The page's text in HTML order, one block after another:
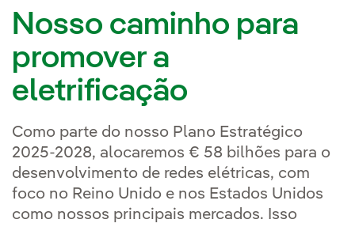
Nosso caminho para
promover a
eletrificação
Como parte do nosso Plano Estratégico
2025-2028, alocaremos € 58 bilhões para o
desenvolvimento de redes elétricas, com
foco no Reino Unido e nos Estados Unidos
como nossos principais mercados. Isso